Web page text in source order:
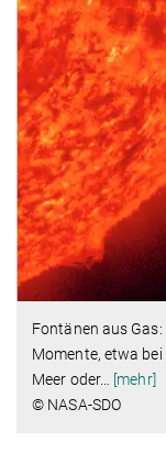
Fontänen aus
Momente, etwa
Meer oder…
[mehr]
© NASA-SDO